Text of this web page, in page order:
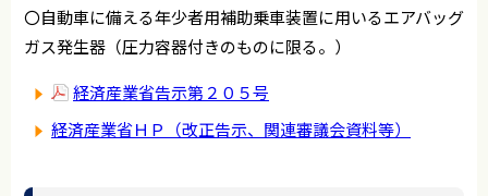
〇自動車に備える年少者用補助乗車装置に用いるエアバッグ
ガス発生器（圧力容器付きのものに限る。）
経済産業省告示第２０５号
経済産業省ＨＰ（改正告示、関連審議会資料等）